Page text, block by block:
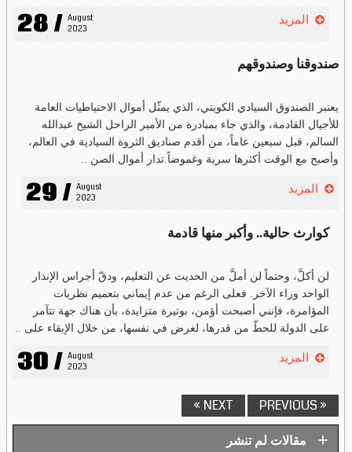
28 / August
2023
المزيد
صندوقنا وصندوقهم
يعتبر الصندوق السيادي الكويتي، الذي يمثّل أموال الاحتياطيات العامة
للأجيال القادمة، والذي جاء بمبادرة من الأمير الراحل الشيخ عبدالله
السالم، قبل سبعين عاماً، من أقدم صناديق الثروة السيادية في العالم،
وأصبح مع الوقت أكثرها سرية وغموضاً.تدار أموال الصن ..
29 / August
2023
المزيد
كوارث حالية.. وأكبر منها قادمة
لن أكلَّ، وحتماً لن أملَّ من الحديث عن التعليم، ودقّ أجراس الإنذار
الواحد وراء الآخر. فعلى الرغم من عدم إيماني بتعميم نظريات
المؤامرة، فإنني أصبحت أؤمن، بوتيرة متزايدة، بأن هناك جهة تتآمر
على الدولة للحطّ من قدرها، لغرض في نفسها، من خلال الإبقاء على ..
30 / August
2023
المزيد
« PREVIOUS
NEXT »
مقالات لم تنشر +